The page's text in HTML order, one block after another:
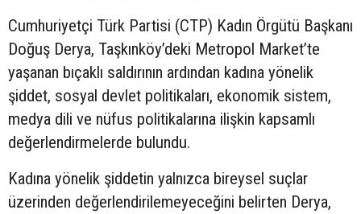
Cumhuriyetçi Türk Partisi (CTP) Kadın Örgütü Başkanı
Doğuş Derya, Taşkınköy’deki Metropol Market’te
yaşanan bıçaklı saldırının ardından kadına yönelik
şiddet, sosyal devlet politikaları, ekonomik sistem,
medya dili ve nüfus politikalarına ilişkin kapsamlı
değerlendirmelerde bulundu.
Kadına yönelik şiddetin yalnızca bireysel suçlar
üzerinden değerlendirilemeyeceğini belirten Derya,